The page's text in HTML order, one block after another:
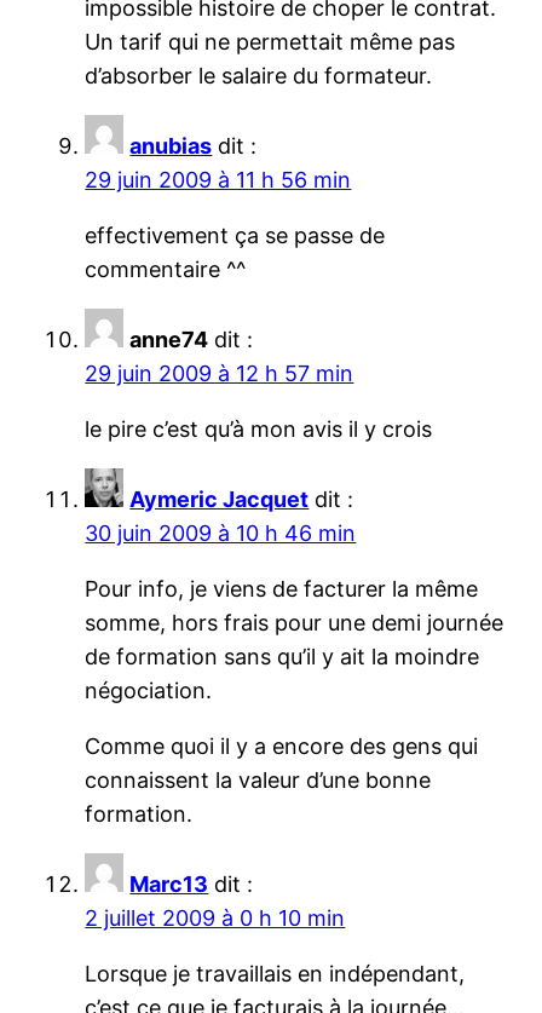
impossible histoire de choper le contrat.
Un tarif qui ne permettait même pas
d’absorber le salaire du formateur.
anubias dit :
29 juin 2009 à 11 h 56 min
effectivement ça se passe de
commentaire ^^
anne74 dit :
29 juin 2009 à 12 h 57 min
le pire c’est qu’à mon avis il y crois
Aymeric Jacquet dit :
30 juin 2009 à 10 h 46 min
Pour info, je viens de facturer la même
somme, hors frais pour une demi journée
de formation sans qu’il y ait la moindre
négociation.
Comme quoi il y a encore des gens qui
connaissent la valeur d’une bonne
formation.
Marc13 dit :
2 juillet 2009 à 0 h 10 min
Lorsque je travaillais en indépendant,
c’est ce que je facturais à la journée…